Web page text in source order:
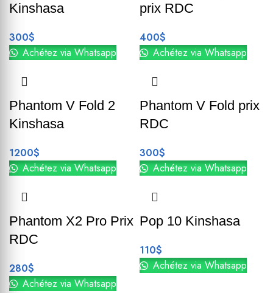
Kinshasa
300$
Achétez via Whatsapp
prix RDC
400$
Achétez via Whatsapp
Phantom V Fold 2
Kinshasa
1200$
Achétez via Whatsapp
Phantom V Fold prix
RDC
300$
Achétez via Whatsapp
Phantom X2 Pro Prix
RDC
280$
Achétez via Whatsapp
Pop 10 Kinshasa
110$
Achétez via Whatsapp